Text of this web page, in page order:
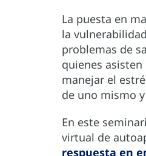
La puesta en
la
problemas de
quienes
manejar el
de uno mismo
En este
virtual de
respuesta en